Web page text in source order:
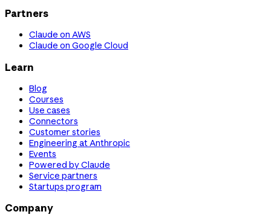
Partners
Claude on AWS
Claude on Google Cloud
Learn
Blog
Courses
Use cases
Connectors
Customer stories
Engineering at Anthropic
Events
Powered by Claude
Service partners
Startups program
Company